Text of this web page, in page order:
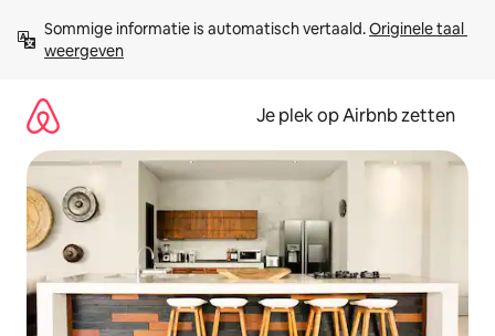
direct
naar
Sommige informatie is automatisch vertaald. Originele taal
weergeven
Je plek op Airbnb zetten